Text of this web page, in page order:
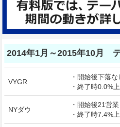
2014年1月～2015年10月
VYGR
・開始後下落な
・終了時0.0%
NYダウ
・開始後21営
・終了時7.4%